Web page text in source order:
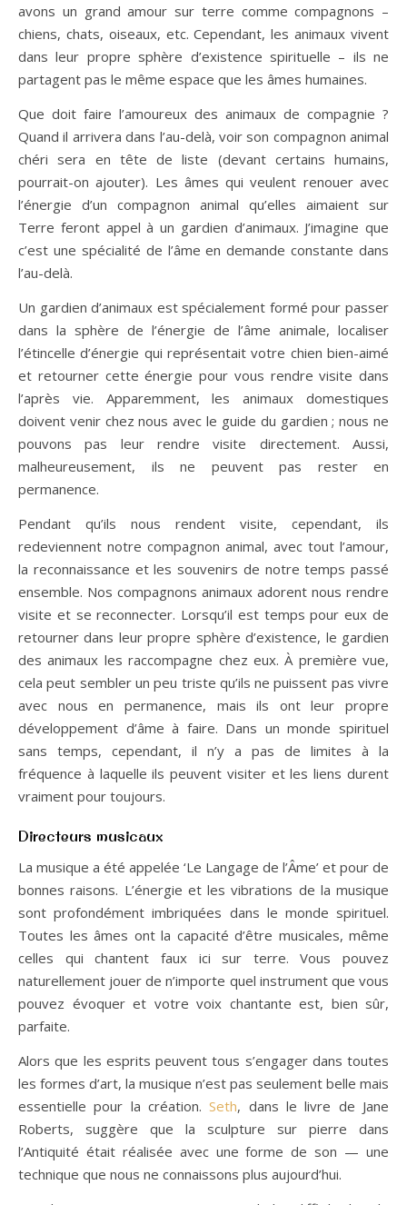
avons un grand amour sur terre comme compagnons –
chiens, chats, oiseaux, etc. Cependant, les animaux vivent
dans leur propre sphère d’existence spirituelle – ils ne
partagent pas le même espace que les âmes humaines.
Que doit faire l’amoureux des animaux de compagnie ?
Quand il arrivera dans l’au-delà, voir son compagnon animal
chéri sera en tête de liste (devant certains humains,
pourrait-on ajouter). Les âmes qui veulent renouer avec
l’énergie d’un compagnon animal qu’elles aimaient sur
Terre feront appel à un gardien d’animaux. J’imagine que
c’est une spécialité de l’âme en demande constante dans
l’au-delà.
Un gardien d’animaux est spécialement formé pour passer
dans la sphère de l’énergie de l’âme animale, localiser
l’étincelle d’énergie qui représentait votre chien bien-aimé
et retourner cette énergie pour vous rendre visite dans
l’après vie. Apparemment, les animaux domestiques
doivent venir chez nous avec le guide du gardien ; nous ne
pouvons pas leur rendre visite directement. Aussi,
malheureusement, ils ne peuvent pas rester en
permanence.
Pendant qu’ils nous rendent visite, cependant, ils
redeviennent notre compagnon animal, avec tout l’amour,
la reconnaissance et les souvenirs de notre temps passé
ensemble. Nos compagnons animaux adorent nous rendre
visite et se reconnecter. Lorsqu’il est temps pour eux de
retourner dans leur propre sphère d’existence, le gardien
des animaux les raccompagne chez eux. À première vue,
cela peut sembler un peu triste qu’ils ne puissent pas vivre
avec nous en permanence, mais ils ont leur propre
développement d’âme à faire. Dans un monde spirituel
sans temps, cependant, il n’y a pas de limites à la
fréquence à laquelle ils peuvent visiter et les liens durent
vraiment pour toujours.
Directeurs musicaux
La musique a été appelée ‘Le Langage de l’Âme’ et pour de
bonnes raisons. L’énergie et les vibrations de la musique
sont profondément imbriquées dans le monde spirituel.
Toutes les âmes ont la capacité d’être musicales, même
celles qui chantent faux ici sur terre. Vous pouvez
naturellement jouer de n’importe quel instrument que vous
pouvez évoquer et votre voix chantante est, bien sûr,
parfaite.
Alors que les esprits peuvent tous s’engager dans toutes
les formes d’art, la musique n’est pas seulement belle mais
essentielle pour la création.Seth, dans le livre de Jane
Roberts, suggère que la sculpture sur pierre dans
l’Antiquité était réalisée avec une forme de son — une
technique que nous ne connaissons plus aujourd’hui.